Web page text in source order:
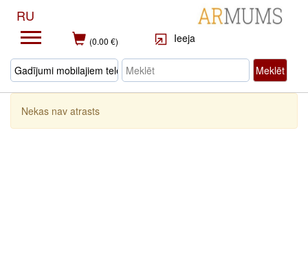
RU
(0.00 €) Ieeja
Meklēt
Nekas nav atrasts